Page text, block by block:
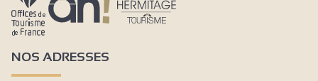
NOS ADRESSES